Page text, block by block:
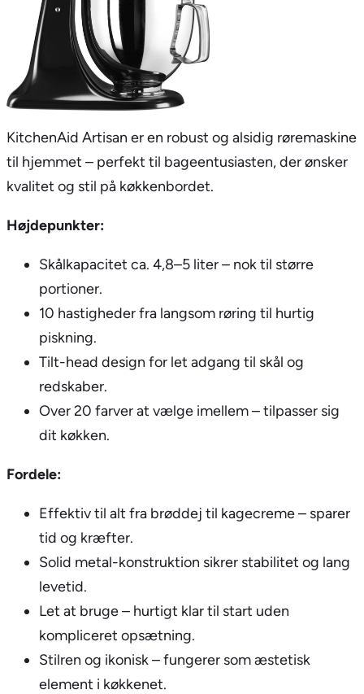
KitchenAid Artisan er en robust og alsidig røremaskine
til hjemmet – perfekt til bageentusiasten, der ønsker
kvalitet og stil på køkkenbordet.
Højdepunkter:
Skålkapacitet ca. 4,8–5 liter – nok til større
portioner.
10 hastigheder fra langsom røring til hurtig
piskning.
Tilt-head design for let adgang til skål og
redskaber.
Over 20 farver at vælge imellem – tilpasser sig
dit køkken.
Fordele:
Effektiv til alt fra brøddej til kagecreme – sparer
tid og kræfter.
Solid metal-konstruktion sikrer stabilitet og lang
levetid.
Let at bruge – hurtigt klar til start uden
kompliceret opsætning.
Stilren og ikonisk – fungerer som æstetisk
element i køkkenet.